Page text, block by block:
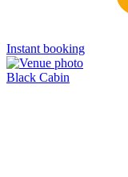
Instant booking
Black Cabin